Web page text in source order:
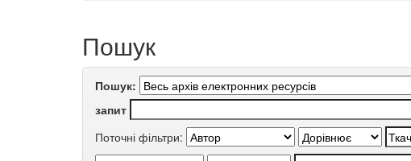
Пошук
Пошук:
запит
Поточні фільтри: